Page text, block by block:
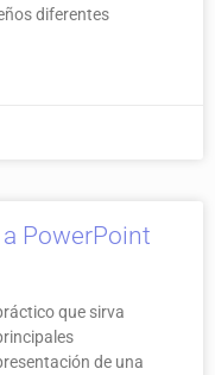
diferentes
PowerPoint
que sirva
de una